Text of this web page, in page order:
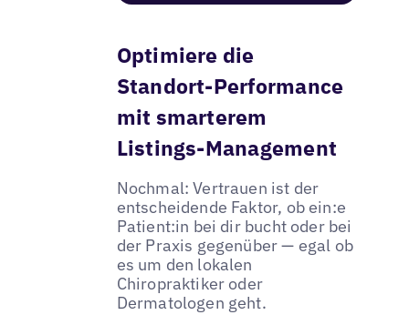
Optimiere die
Standort-Performance
mit smarterem
Listings-Management
Nochmal: Vertrauen ist der
entscheidende Faktor, ob ein:e
Patient:in bei dir bucht oder bei
der Praxis gegenüber — egal ob
es um den lokalen
Chiropraktiker oder
Dermatologen geht.